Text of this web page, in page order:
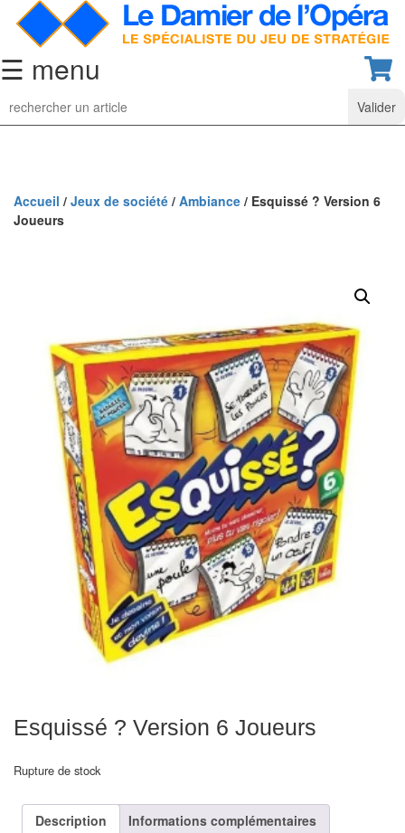
☰ menu
Jeu
d’Echecs
collection
classiques
Coffrets
Echiquiers
voyage
Echiquiers
électroniques
Echiquiers
clubs
Echiquiers
air
Accueil / Jeux de société / Ambiance / Esquissé ? Version 6
Joueurs
Esquissé ? Version 6 Joueurs
Rupture de stock
Description
Informations complémentaires